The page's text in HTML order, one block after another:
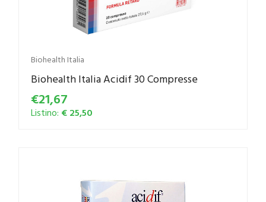
Biohealth Italia
Biohealth Italia Acidif 30 Compresse
€21,67
Listino: € 25,50